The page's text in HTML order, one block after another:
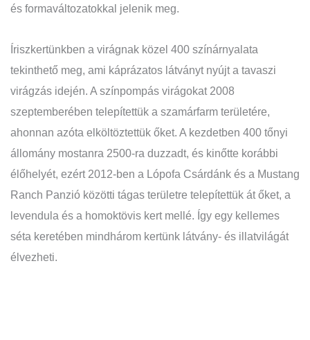
és formaváltozatokkal jelenik meg.
Íriszkertünkben a virágnak közel 400 színárnyalata
tekinthető meg, ami káprázatos látványt nyújt a tavaszi
virágzás idején. A színpompás virágokat 2008
szeptemberében telepítettük a szamárfarm területére,
ahonnan azóta elköltöztettük őket. A kezdetben 400 tőnyi
állomány mostanra 2500-ra duzzadt, és kinőtte korábbi
élőhelyét, ezért 2012-ben a Lópofa Csárdánk és a Mustang
Ranch Panzió közötti tágas területre telepítettük át őket, a
levendula és a homoktövis kert mellé. Így egy kellemes
séta keretében mindhárom kertünk látvány- és illatvilágát
élvezheti.